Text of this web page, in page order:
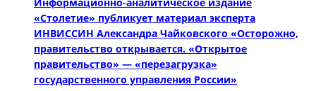
«Столетие» публикует материал эксперта
ИНВИССИН Александра Чайковского «Осторожно,
правительство открывается. «Открытое
правительство» — «перезагрузка»
государственного управления России»